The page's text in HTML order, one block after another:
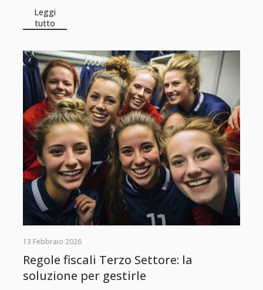
Leggi
tutto
13 Febbraio 2026
Regole fiscali Terzo Settore: la
soluzione per gestirle